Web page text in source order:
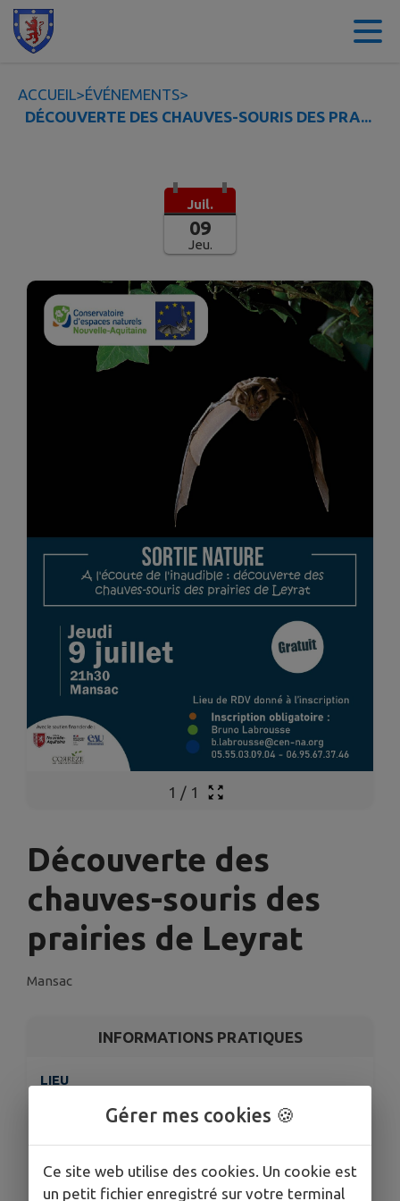
Contenu
ACCUEIL>ÉVÉNEMENTS>
DÉCOUVERTE DES CHAUVES-SOURIS DES PRA...
Juil.
09
Jeu.
1 / 1
Découverte des
chauves-souris des
prairies de Leyrat
Mansac
INFORMATIONS PRATIQUES
LIEU
Le jeu. 9 juil.
HORAIRES
21h30 - Lieu de RDV donné à l'inscription
Gérer mes cookies 🍪
Ce site web utilise des cookies. Un cookie est
un petit fichier enregistré sur votre terminal